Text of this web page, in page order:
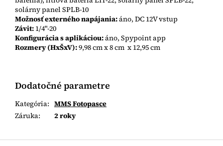
solárny panel SPLB-10
Možnosť externého napájania:áno, DC 12V vstup
Závit: 1/4"-20
Konfigurácia s aplikáciou:áno, Spypoint app
Rozmery (HxŠxV):9,98 cm x 8 cm x 12,95 cm
Dodatočné parametre
Kategória: MMS Fotopasce
Záruka: 2 roky